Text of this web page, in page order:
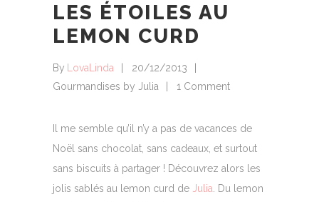
LES ÉTOILES AU
LEMON CURD
By LovaLinda
20/12/2013
Gourmandises by Julia
1 Comment
Il me semble qu’il n’y a pas de vacances de
Noël sans chocolat, sans cadeaux, et surtout
sans biscuits à partager ! Découvrez alors les
jolis sablés au lemon curd de Julia. Du lemon